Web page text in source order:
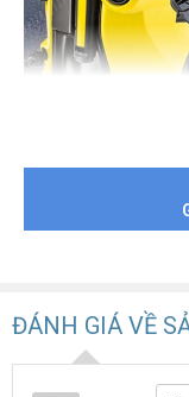
Máy phun áp lực
áp lực làm việc từ
sạch 1 chiếc xe máy
rửa Karcher K5 EU
năng và nguồn nước,
tương đương 8 lít/
ĐÁNH GIÁ VỀ